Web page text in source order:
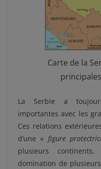
Carte de la
La Serbie a
importantes avec les
Ces relations
d’une « figure
plusieurs
domination de